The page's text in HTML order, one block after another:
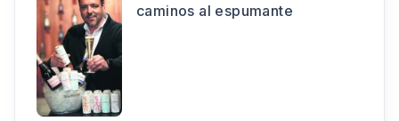
caminos al espumante